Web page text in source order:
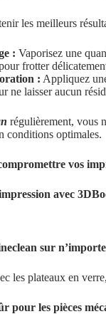
les meilleurs
: Vaporisez une
frotter
: Appliquez
ne laisser aucun
régulièrement, vous
conditions optimales.
vos
avec
sur
les plateaux en
pour les pièces